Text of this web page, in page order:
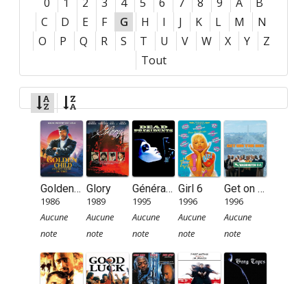
C
D E F G H I J K L M
N
O
P Q R S T U V W X Y
Z
Tout
Golden child, l’enfant sacré du Tibet
1986
Aucune
note
Glory
1989
Aucune
note
Génération sacrifiée
1995
Aucune
note
Girl 6
1996
Aucune
note
Get on the Bus
1996
Aucune
note